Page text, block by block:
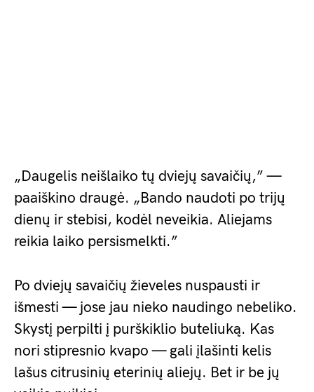
„Daugelis neišlaiko tų dviejų savaičių,” —
paaiškino draugė. „Bando naudoti po trijų
dienų ir stebisi, kodėl neveikia. Aliejams
reikia laiko persismelkti.”
Po dviejų savaičių žieveles nuspausti ir
išmesti — jose jau nieko naudingo nebeliko.
Skystį perpilti į purškiklio buteliuką. Kas
nori stipresnio kvapo — gali įlašinti kelis
lašus citrusinių eterinių aliejų. Bet ir be jų